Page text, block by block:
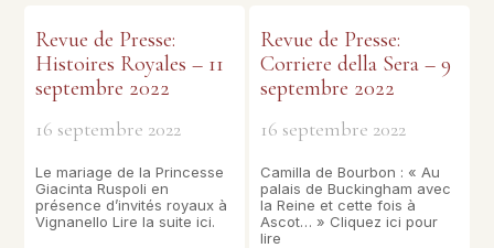
Revue de Presse:
Histoires Royales – 11
septembre 2022
16 septembre 2022
Le mariage de la Princesse
Giacinta Ruspoli en
présence d’invités royaux à
Vignanello Lire la suite ici.
Revue de Presse:
Corriere della Sera – 9
septembre 2022
16 septembre 2022
Camilla de Bourbon : « Au
palais de Buckingham avec
la Reine et cette fois à
Ascot… » Cliquez ici pour
lire